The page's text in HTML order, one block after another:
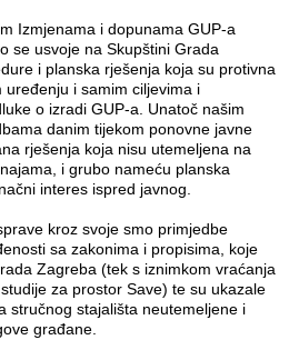
Izmjenama i dopunama GUP-a
se usvoje na Skupštini Grada
i planska rješenja koja su protivna
i samim ciljevima i
o izradi GUP-a. Unatoč našim
danim tijekom ponovne javne
rješenja koja nisu utemeljena na
i grubo nameću planska
interes ispred javnog.
kroz svoje smo primjedbe
sa zakonima i propisima, koje
Zagreba (tek s iznimkom vraćanja
za prostor Save) te su ukazale
stručnog stajališta neutemeljene i
građane.